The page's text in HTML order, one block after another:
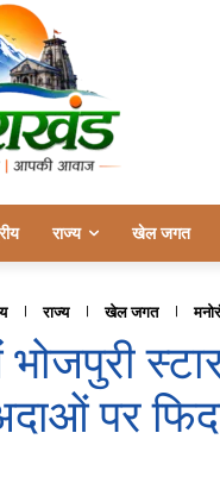
राज्य खेल जगत
राज्य खेल जगत
पर